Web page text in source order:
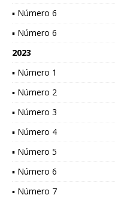
▪ Número 6
▪ Número 6
2023
▪ Número 1
▪ Número 2
▪ Número 3
▪ Número 4
▪ Número 5
▪ Número 6
▪ Número 7